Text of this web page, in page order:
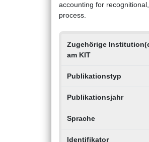
accounting for
process.
Zugehörige
am KIT
Publikationstyp
Publikationsjahr
Sprache
Identifikator